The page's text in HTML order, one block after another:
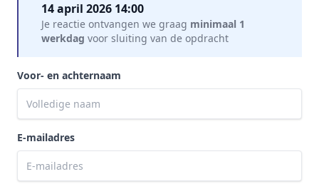
14 april 2026 14:00
Je reactie ontvangen we graag minimaal 1
werkdag voor sluiting van de opdracht
Voor- en achternaam
E-mailadres